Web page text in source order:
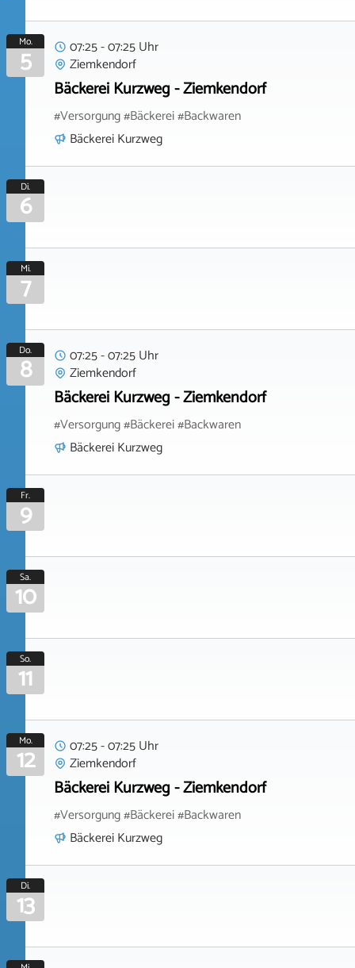
Mo.
5
07:25 - 07:25 Uhr
Ziemkendorf
Bäckerei Kurzweg - Ziemkendorf
#Versorgung #Bäckerei #Backwaren
Bäckerei Kurzweg
Di.
6
Mi.
7
Do.
8
07:25 - 07:25 Uhr
Ziemkendorf
Bäckerei Kurzweg - Ziemkendorf
#Versorgung #Bäckerei #Backwaren
Bäckerei Kurzweg
Fr.
9
Sa.
10
So.
11
Mo.
12
07:25 - 07:25 Uhr
Ziemkendorf
Bäckerei Kurzweg - Ziemkendorf
#Versorgung #Bäckerei #Backwaren
Bäckerei Kurzweg
Di.
13